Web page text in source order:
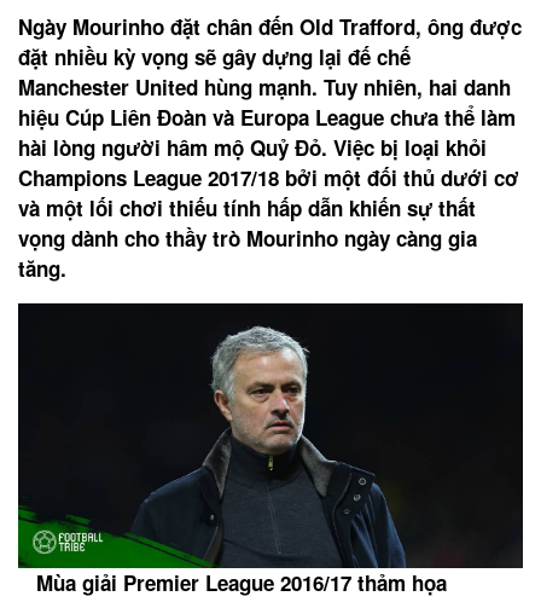
Ngày Mourinho đặt chân đến Old Trafford, ông được
đặt nhiều kỳ vọng sẽ gây dựng lại đế chế
Manchester United hùng mạnh. Tuy nhiên, hai danh
hiệu Cúp Liên Đoàn và Europa League chưa thể làm
hài lòng người hâm mộ Quỷ Đỏ. Việc bị loại khỏi
Champions League 2017/18 bởi một đối thủ dưới cơ
và một lối chơi thiếu tính hấp dẫn khiến sự thất
vọng dành cho thầy trò Mourinho ngày càng gia
tăng.
Mùa giải Premier League 2016/17 thảm họa